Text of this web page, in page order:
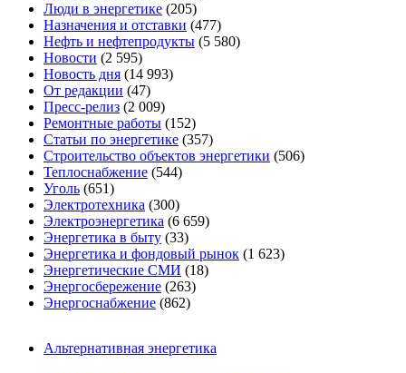
Люди в энергетике (205)
Назначения и отставки (477)
Нефть и нефтепродукты (5 580)
Новости (2 595)
Новость дня (14 993)
От редакции (47)
Пресс-релиз (2 009)
Ремонтные работы (152)
Статьи по энергетике (357)
Строительство объектов энергетики (506)
Теплоснабжение (544)
Уголь (651)
Электротехника (300)
Электроэнергетика (6 659)
Энергетика в быту (33)
Энергетика и фондовый рынок (1 623)
Энергетические СМИ (18)
Энергосбережение (263)
Энергоснабжение (862)
Альтернативная энергетика